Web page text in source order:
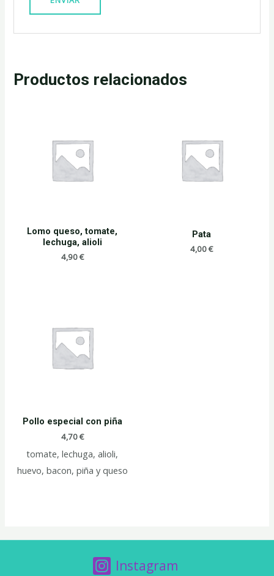
Productos relacionados
Lomo queso, tomate,
lechuga, alioli
4,90€
Pata
4,00€
Pollo especial con piña
4,70€
tomate, lechuga, alioli,
huevo, bacon, piña y queso
Instagram